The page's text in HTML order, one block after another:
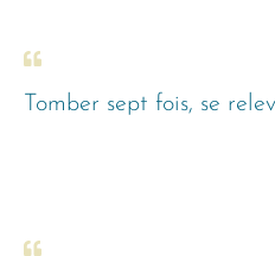
Tomber sept fois, se